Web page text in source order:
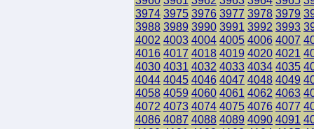
3974 3975 3976 3977 3978 3979
3988 3989 3990 3991 3992 3993
4002 4003 4004 4005 4006 4007
4016 4017 4018 4019 4020 4021
4030 4031 4032 4033 4034 4035
4044 4045 4046 4047 4048 4049
4058 4059 4060 4061 4062 4063
4072 4073 4074 4075 4076 4077
4086 4087 4088 4089 4090 4091